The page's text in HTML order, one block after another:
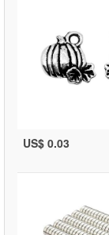
US$ 0.03